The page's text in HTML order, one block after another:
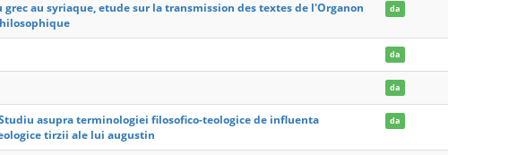
au syriaque, etude sur la transmission des textes de l'Organon
da
da
da
asupra terminologiei filosofico-teologice de influenta
tirzii ale lui augustin
da